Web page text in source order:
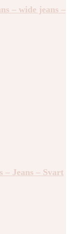
– wide jeans –
– Jeans – Svart